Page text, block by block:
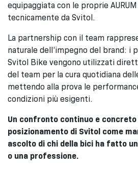
equipaggiata con le proprie
tecnicamente da Svitol.
La partnership con il team
naturale dell’impegno del brand: i
Svitol Bike vengono utilizzati
del team per la cura quotidiana
mettendo alla prova le
condizioni più esigenti.
Un confronto continuo e
posizionamento di Svitol come
ascolto di chi della bici ha fatto
o una professione.